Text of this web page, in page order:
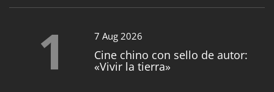
1 7 Aug 2026
Cine chino con sello de autor:
«Vivir la tierra»